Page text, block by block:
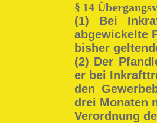
§ 14
(1) Bei
abgewickelte
bisher
(2) Der
er bei
den
drei Monaten
Verordnung